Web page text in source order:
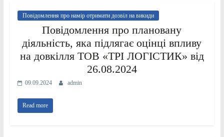
Повідомлення про намір отримати дозвіл на викиди
Повідомлення про плановану
діяльність, яка підлягає оцінці впливу
на довкілля ТОВ «ТРІ ЛОГІСТИК» від
26.08.2024
09.09.2024 admin
Read more